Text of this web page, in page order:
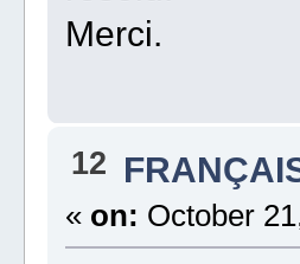
Merci.
12
« on: October